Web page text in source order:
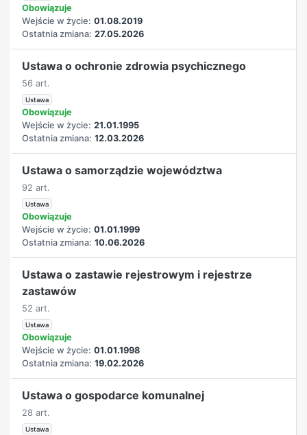
Obowiązuje
Wejście w życie: 01.08.2019
Ostatnia zmiana: 27.05.2026
Ustawa o ochronie zdrowia psychicznego
56 art.
Ustawa
Obowiązuje
Wejście w życie: 21.01.1995
Ostatnia zmiana: 12.03.2026
Ustawa o samorządzie województwa
92 art.
Ustawa
Obowiązuje
Wejście w życie: 01.01.1999
Ostatnia zmiana: 10.06.2026
Ustawa o zastawie rejestrowym i rejestrze
zastawów
52 art.
Ustawa
Obowiązuje
Wejście w życie: 01.01.1998
Ostatnia zmiana: 19.02.2026
Ustawa o gospodarce komunalnej
28 art.
Ustawa